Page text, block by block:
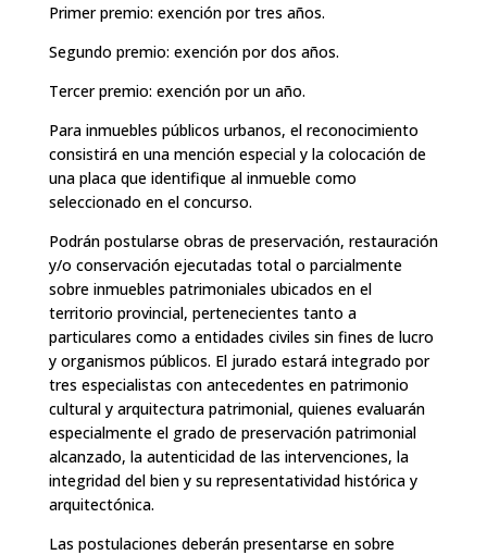
Primer premio: exención por tres años.
Segundo premio: exención por dos años.
Tercer premio: exención por un año.
Para inmuebles públicos urbanos, el reconocimiento
consistirá en una mención especial y la colocación de
una placa que identifique al inmueble como
seleccionado en el concurso.
Podrán postularse obras de preservación, restauración
y/o conservación ejecutadas total o parcialmente
sobre inmuebles patrimoniales ubicados en el
territorio provincial, pertenecientes tanto a
particulares como a entidades civiles sin fines de lucro
y organismos públicos. El jurado estará integrado por
tres especialistas con antecedentes en patrimonio
cultural y arquitectura patrimonial, quienes evaluarán
especialmente el grado de preservación patrimonial
alcanzado, la autenticidad de las intervenciones, la
integridad del bien y su representatividad histórica y
arquitectónica.
Las postulaciones deberán presentarse en sobre